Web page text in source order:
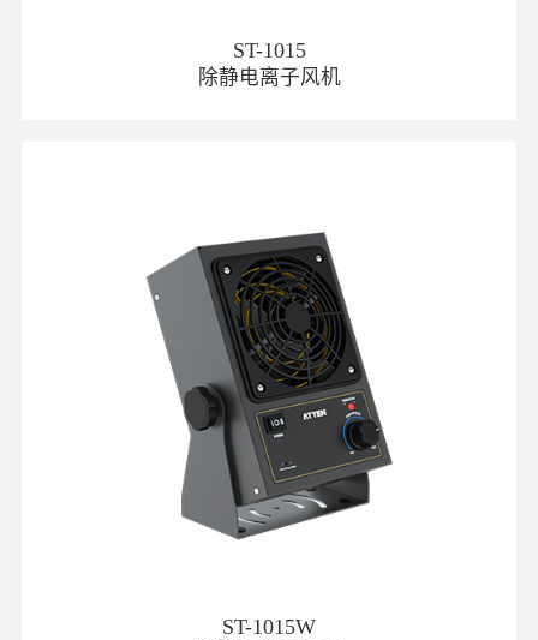
ST-1015
除静电离子风机
ST-1015W